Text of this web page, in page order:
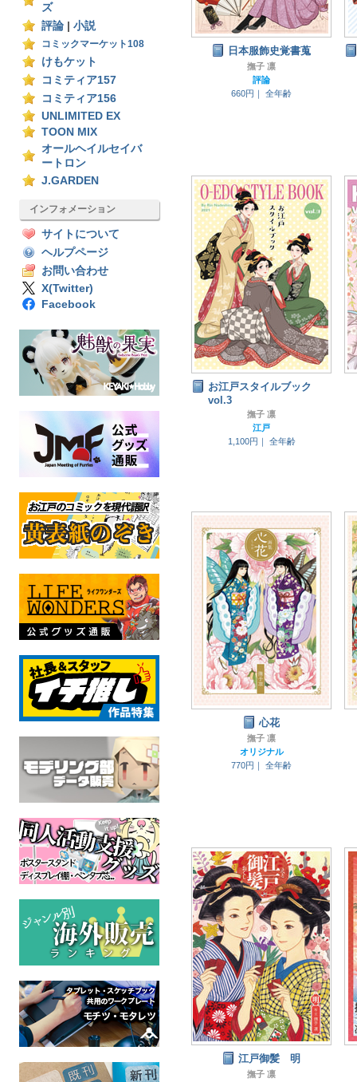
ズ
評論
小説
コミックマーケット108
けもケット
コミティア157
コミティア156
UNLIMITED EX
TOON MIX
オールヘイルセイバ
ートロン
J.GARDEN
インフォメーション
サイトについて
ヘルプページ
お問い合わせ
X(Twitter)
Facebook
日本服飾史覚書蒐
撫子 凛
評論
660円｜
全年齢
お江戸スタイルブック
vol.3
撫子 凛
江戸
1,100円｜
全年齢
心花
撫子 凛
オリジナル
770円｜
全年齢
江戸御髪 明
撫子 凛